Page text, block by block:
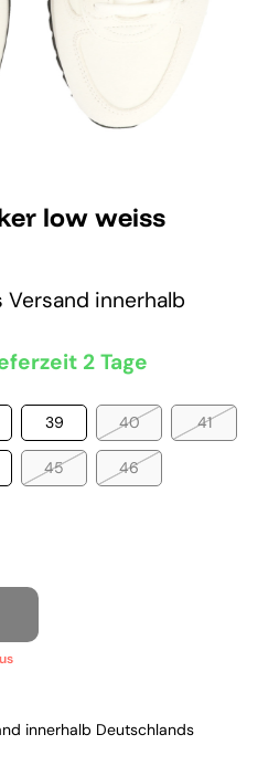
low weiss
Versand innerhalb
2 Tage
39 40 41
45 46
innerhalb Deutschlands